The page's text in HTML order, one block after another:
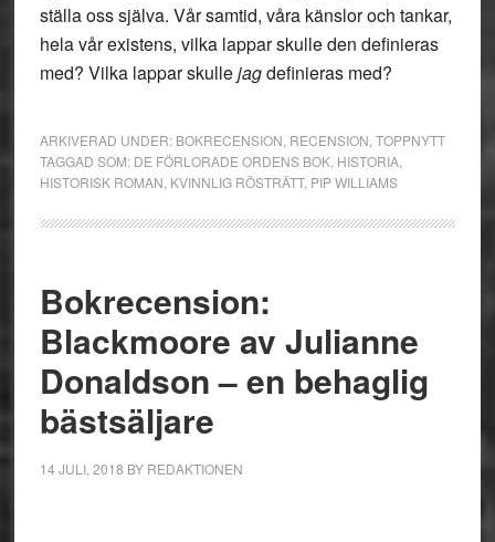
ställa oss själva. Vår samtid, våra känslor och tankar,
hela vår existens, vilka lappar skulle den definieras
med? Vilka lappar skullejagdefinieras med?
ARKIVERAD UNDER: BOKRECENSION RECENSION TOPPNYTT
TAGGAD SOM: DE FÖRLORADE ORDENS BOK, HISTORIA,
HISTORISK ROMAN KVINNLIG RÖSTRÄTT, PIP WILLIAMS
Bokrecension:
Blackmoore av Julianne
Donaldson – en behaglig
bästsäljare
14 JULI, 2018 BY REDAKTIONEN